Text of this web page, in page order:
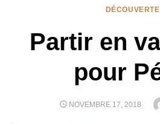
Partir en
pour
POSTED
NOVEMBRE 17, 2018